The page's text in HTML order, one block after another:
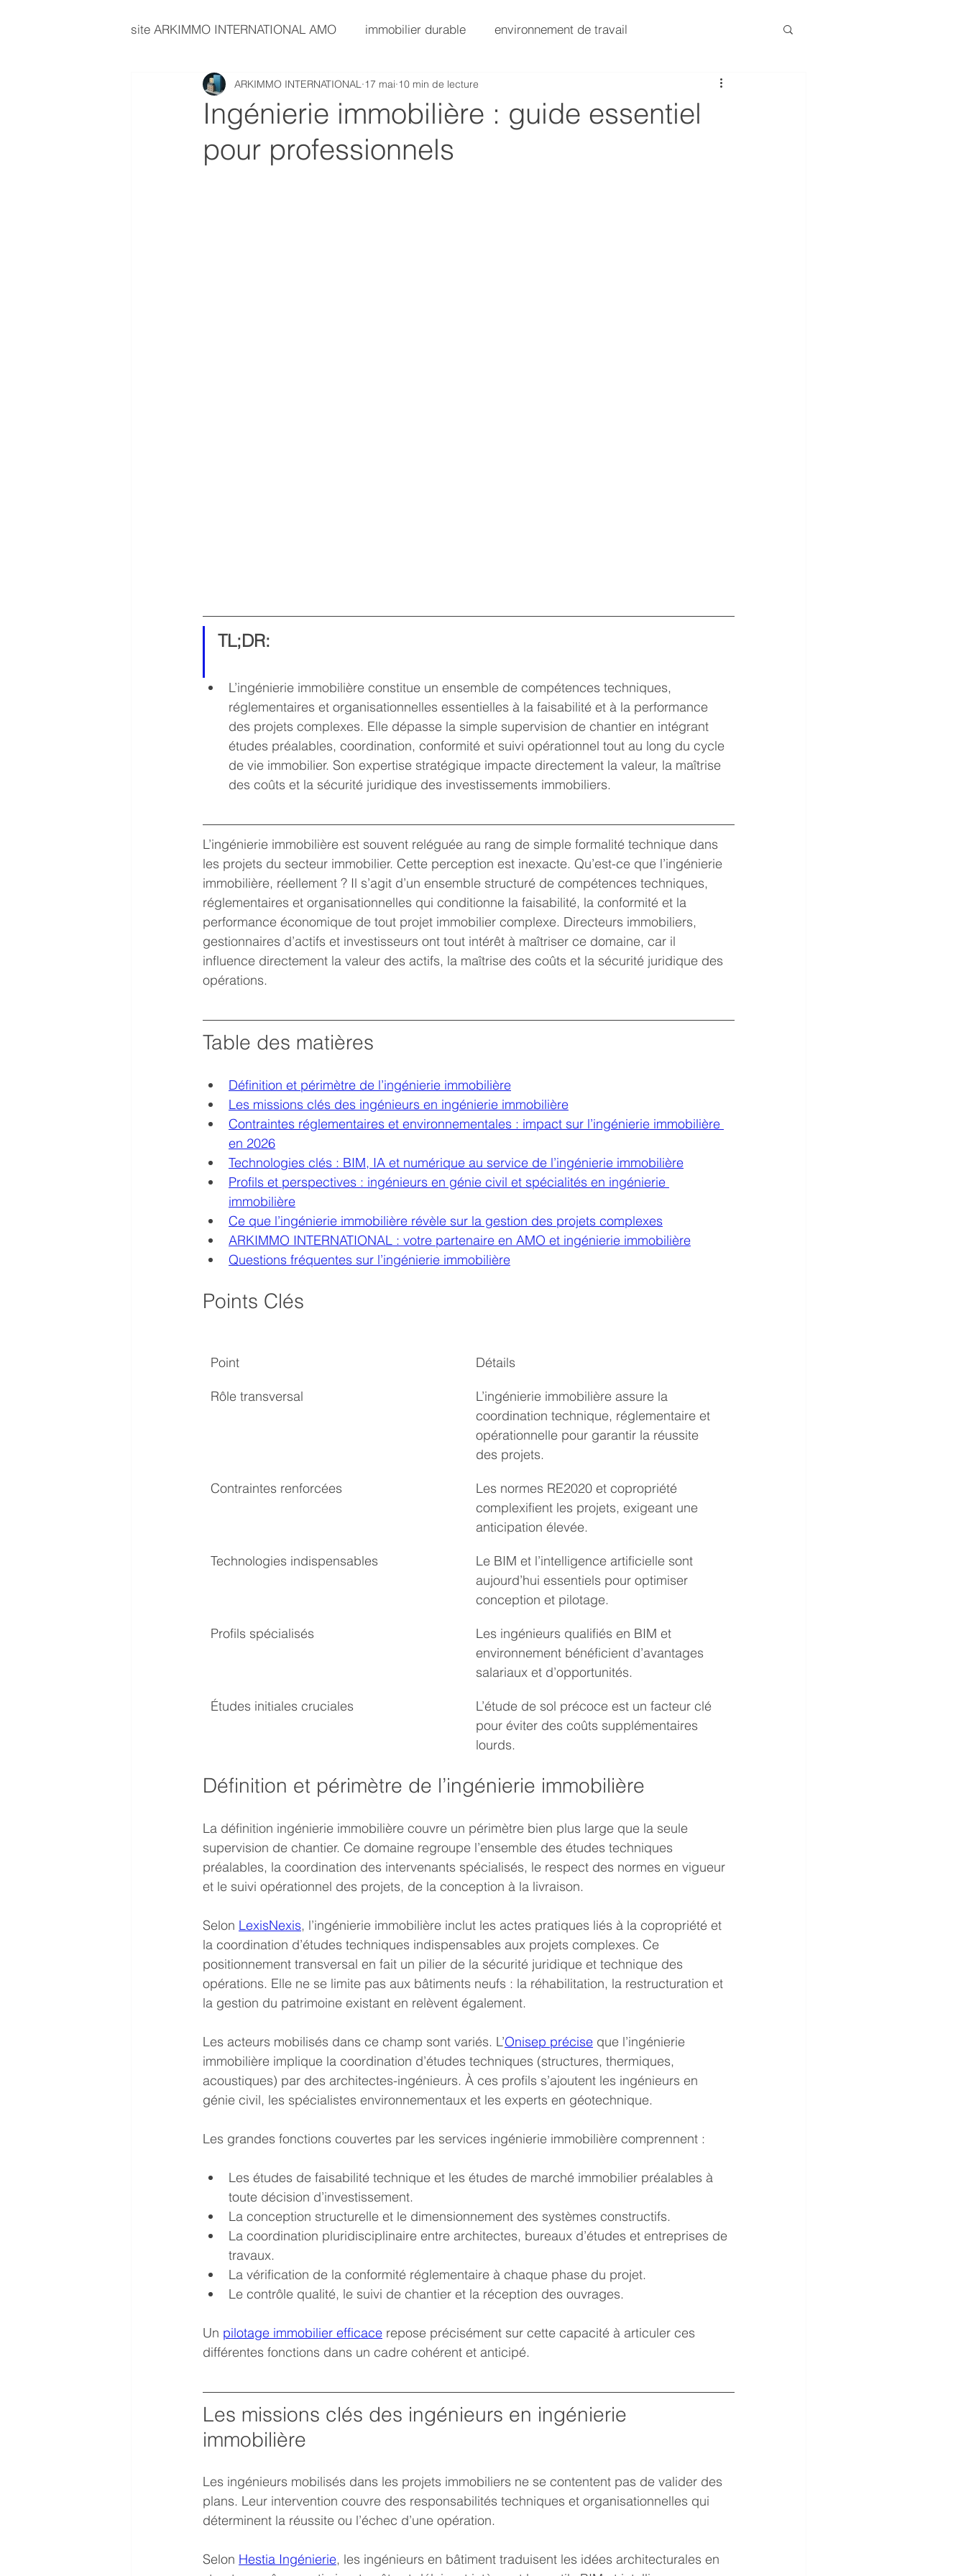
site ARKIMMO INTERNATIONAL AMO immobilier durable environnement de travail
immobilier d'entreprise ESG AMO Immobilier
investissement immobilier AMO Exploitation
Ingénierie immobilière : guide essentiel
pour professionnels
ARKIMMO INTERNATIONAL 17 mai 10 min de lecture
TL;DR:
L’ingénierie immobilière constitue un ensemble de compétences techniques,
réglementaires et organisationnelles essentielles à la faisabilité et à la performance
des projets complexes. Elle dépasse la simple supervision de chantier en intégrant
études préalables, coordination, conformité et suivi opérationnel tout au long du cycle
de vie immobilier. Son expertise stratégique impacte directement la valeur, la maîtrise
des coûts et la sécurité juridique des investissements immobiliers.
L’ingénierie immobilière est souvent reléguée au rang de simple formalité technique dans
les projets du secteur immobilier. Cette perception est inexacte. Qu’est-ce que l’ingénierie
immobilière, réellement ? Il s’agit d’un ensemble structuré de compétences techniques,
réglementaires et organisationnelles qui conditionne la faisabilité, la conformité et la
performance économique de tout projet immobilier complexe. Directeurs immobiliers,
gestionnaires d’actifs et investisseurs ont tout intérêt à maîtriser ce domaine, car il
influence directement la valeur des actifs, la maîtrise des coûts et la sécurité juridique des
opérations.
Table des matières
Définition et périmètre de l’ingénierie immobilière
Les missions clés des ingénieurs en ingénierie immobilière
Contraintes réglementaires et environnementales : impact sur l’ingénierie immobilière
en 2026
Technologies clés : BIM, IA et numérique au service de l’ingénierie immobilière
Profils et perspectives : ingénieurs en génie civil et spécialités en ingénierie
immobilière
Ce que l’ingénierie immobilière révèle sur la gestion des projets complexes
ARKIMMO INTERNATIONAL : votre partenaire en AMO et ingénierie immobilière
Questions fréquentes sur l’ingénierie immobilière
Points Clés
Point Détails
Rôle transversal
L’ingénierie immobilière assure la
coordination technique, réglementaire et
opérationnelle pour garantir la réussite
des projets.
Contraintes renforcées
Les normes RE2020 et copropriété
complexifient les projets, exigeant une
anticipation élevée.
Technologies indispensables
Le BIM et l’intelligence artificielle sont
aujourd’hui essentiels pour optimiser
conception et pilotage.
Profils spécialisés
Les ingénieurs qualifiés en BIM et
environnement bénéficient d’avantages
salariaux et d’opportunités.
Études initiales cruciales
L’étude de sol précoce est un facteur clé
pour éviter des coûts supplémentaires
lourds.
Définition et périmètre de l’ingénierie immobilière
La définition ingénierie immobilière couvre un périmètre bien plus large que la seule
supervision de chantier. Ce domaine regroupe l’ensemble des études techniques
préalables, la coordination des intervenants spécialisés, le respect des normes en vigueur
et le suivi opérationnel des projets, de la conception à la livraison.
Selon LexisNexis, l’ingénierie immobilière inclut les actes pratiques liés à la copropriété et
la coordination d’études techniques indispensables aux projets complexes. Ce
positionnement transversal en fait un pilier de la sécurité juridique et technique des
opérations. Elle ne se limite pas aux bâtiments neufs : la réhabilitation, la restructuration et
la gestion du patrimoine existant en relèvent également.
Les acteurs mobilisés dans ce champ sont variés. L’Onisep précise que l’ingénierie
immobilière implique la coordination d’études techniques (structures, thermiques,
acoustiques) par des architectes-ingénieurs. À ces profils s’ajoutent les ingénieurs en
génie civil, les spécialistes environnementaux et les experts en géotechnique.
Les grandes fonctions couvertes par les services ingénierie immobilière comprennent :
Les études de faisabilité technique et les études de marché immobilier préalables à
toute décision d’investissement.
La conception structurelle et le dimensionnement des systèmes constructifs.
La coordination pluridisciplinaire entre architectes, bureaux d’études et entreprises de
travaux.
La vérification de la conformité réglementaire à chaque phase du projet.
Le contrôle qualité, le suivi de chantier et la réception des ouvrages.
Un pilotage immobilier efficace repose précisément sur cette capacité à articuler ces
différentes fonctions dans un cadre cohérent et anticipé.
Les missions clés des ingénieurs en ingénierie
immobilière
Les ingénieurs mobilisés dans les projets immobiliers ne se contentent pas de valider des
plans. Leur intervention couvre des responsabilités techniques et organisationnelles qui
déterminent la réussite ou l’échec d’une opération.
Selon Hestia Ingénierie, les ingénieurs en bâtiment traduisent les idées architecturales en